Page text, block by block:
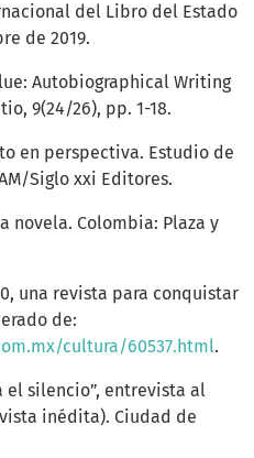
del Libro del Estado
de 2019.
Autobiographical Writing
9(24/26), pp. 1-18.
en perspectiva. Estudio de
Siglo xxi Editores.
novela. Colombia: Plaza y
una revista para conquistar
de:
cultura/60537.html.
el silencio”, entrevista al
inédita). Ciudad de